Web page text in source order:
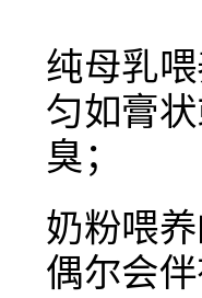
纯母乳
匀如膏
臭；
奶粉喂
偶尔会